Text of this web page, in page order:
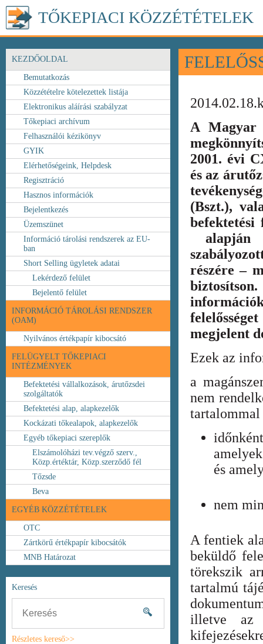
TŐKEPIACI KÖZZÉTÉTELEK
KEZDŐOLDAL
Bemutatkozás
Közzétételre kötelezettek listája
Elektronikus aláírási szabályzat
Tőkepiaci archívum
Felhasználói kézikönyv
GYIK
Elérhetőségeink, Helpdesk
Regisztráció
Hasznos információk
Bejelentkezés
Üzemszünet
Információ tárolási rendszerek az EU-
ban
Short Selling ügyletek adatai
Lekérdező felület
Bejelentő felület
INFORMÁCIÓ TÁROLÁSI RENDSZER
(OAM)
Nyilvános értékpapír kibocsátó
FELÜGYELT TŐKEPIACI
INTÉZMÉNYEK
Befektetési vállalkozások, árutőzsdei
szolgáltatók
Befektetési alap, alapkezelők
Kockázati tőkealapok, alapkezelők
Egyéb tőkepiaci szereplők
Elszámolóházi tev.végző szerv.,
Közp.értéktár, Közp.szerződő fél
Tőzsde
Beva
EGYÉB KÖZZÉTÉTELEK
OTC
Zártkörű értékpapír kibocsátók
MNB Határozat
Keresés
Részletes kereső>>
A Magyar
2001. évi
és az
(Bszt.),
alapján
részére –
megjelent
Ezek az
a
nem
és
nem
A fentiek
beküldő
törekszik
tartalmú
illetve az